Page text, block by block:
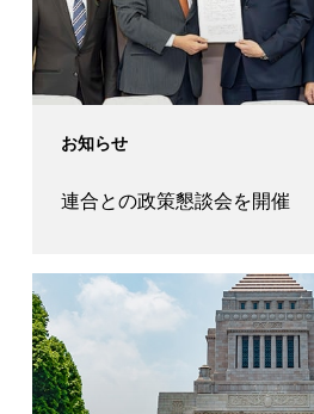
お知らせ
連合との政策懇談会を開催